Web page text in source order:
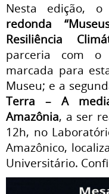
Nesta edição,
redonda
Resiliência
parceria com o
marcada para
Museu; e a
Terra – A
Amazônia, a ser
12h, no
Amazônico,
Universitário.